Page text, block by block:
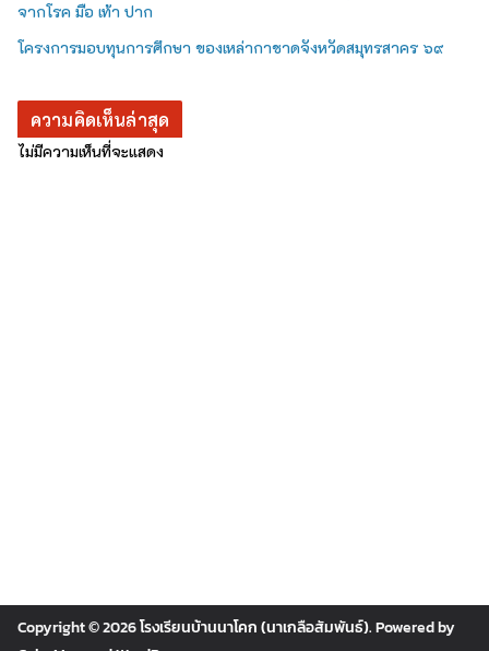
จากโรค มือ เท้า ปาก
โครงการมอบทุนการศึกษา ของเหล่ากาชาดจังหวัดสมุทรสาคร ๖๙
ความคิดเห็นล่าสุด
ไม่มีความเห็นที่จะแสดง
Copyright © 2026โรงเรียนบ้านนาโคก (นาเกลือสัมพันธ์). Powered by